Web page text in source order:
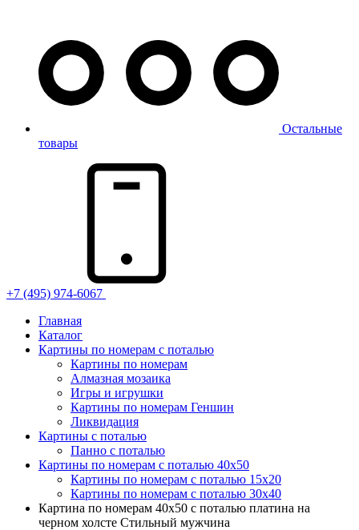
Остальные
товары
+7 (495) 974-6067
Главная
Каталог
Картины по номерам с поталью
Картины по номерам
Алмазная мозаика
Игры и игрушки
Картины по номерам Геншин
Ликвидация
Картины с поталью
Панно с поталью
Картины по номерам с поталью 40х50
Картины по номерам с поталью 15х20
Картины по номерам с поталью 30х40
Картина по номерам 40х50 с поталью платина на
черном холсте Стильный мужчина